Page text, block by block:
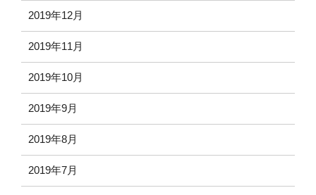
2019年12月
2019年11月
2019年10月
2019年9月
2019年8月
2019年7月